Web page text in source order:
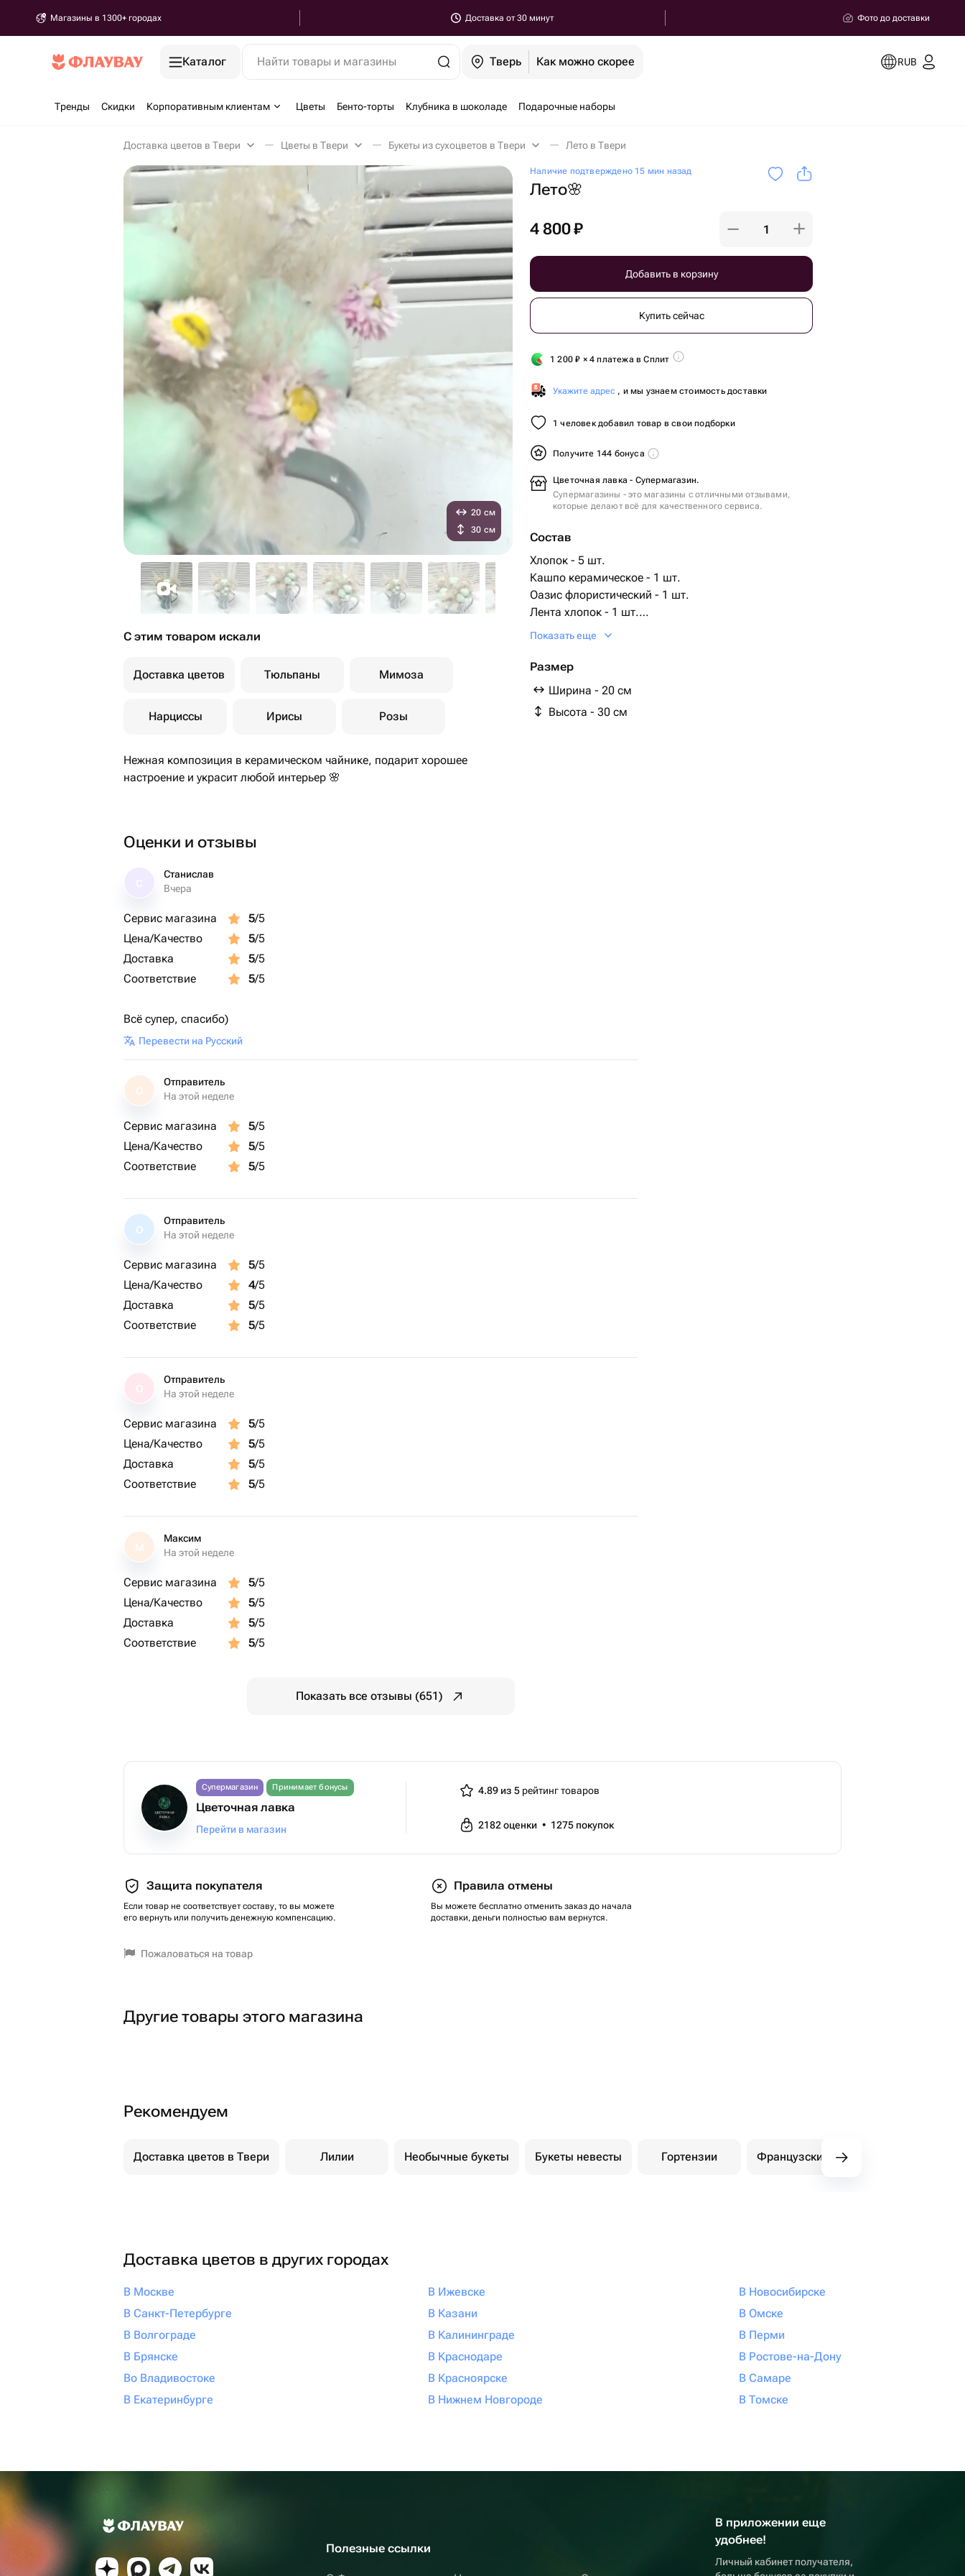
Магазины в 1300+ городах Доставка от 30 минут Фото до доставки
Каталог Найти товары и магазины Тверь Как можно скорее RUB
Тренды Скидки Корпоративным клиентам Цветы Бенто-торты Клубника в шоколаде Подарочные наборы
Доставка цветов в Твери Цветы в Твери Букеты из сухоцветов в Твери Лето в Твери
Наличие подтверждено 15 мин назад
Лето🌸
4 800₽
Добавить в корзину
Купить сейчас
1 200₽ × 4 платежа в Сплит
Укажите адрес , и мы узнаем стоимость доставки
1 человек добавил товар в свои подборки
Получите 144 бонуса
Цветочная лавка - Супермагазин.
Супермагазины - это магазины с отличными отзывами,
которые делают всё для качественного сервиса.
Состав
Хлопок - 5 шт.
Кашпо керамическое - 1 шт.
Оазис флористический - 1 шт.
Лента хлопок - 1 шт.
гелихризум (сухоцвет) - 11 шт.
Показать еще
Размер
Ширина - 20 см
Высота - 30 см
20 см
30 см
С этим товаром искали
Доставка цветов Тюльпаны Мимоза
Нарциссы Ирисы Розы
Нежная композиция в керамическом чайнике, подарит хорошее
настроение и украсит любой интерьер 🌸
Оценки и отзывы
Станислав
Вчера
Сервис магазина 5/5
Цена/Качество
5/5
Доставка
5/5
Соответствие
5/5
Всё супер, спасибо)
Перевести на Русский
О
Отправитель
На этой неделе
Сервис магазина 5/5
Цена/Качество
5/5
Соответствие
5/5
О
Отправитель
На этой неделе
Сервис магазина 5/5
Цена/Качество
4/5
Доставка
5/5
Соответствие
5/5
Отправитель
На этой неделе
Сервис магазина 5/5
Цена/Качество
5/5
Доставка
5/5
Соответствие
5/5
М
Максим
На этой неделе
Сервис магазина 5/5
Цена/Качество
5/5
Доставка
5/5
Соответствие
5/5
Показать все отзывы (651)
Супермагазин Принимает бонусы
Цветочная лавка
Перейти в магазин
4.89 из 5рейтинг товаров
2182оценки • 1275 покупок
Защита покупателя
Если товар не соответствует составу, то вы можете
его вернуть или получить денежную компенсацию.
Правила отмены
Вы можете бесплатно отменить заказ до начала
доставки, деньги полностью вам вернутся.
Пожаловаться на товар
Другие товары этого магазина
Рекомендуем
Доставка цветов в Твери Лилии Необычные букеты Букеты невесты Гортензии Французские розы
Доставка цветов в других городах
В Москве
В Санкт-Петербурге
В Волгограде
В Брянске
Во Владивостоке
В Екатеринбурге
В Ижевске
В Казани
В Калининграде
В Краснодаре
В Красноярске
В Нижнем Новгороде
В Новосибирске
В Омске
В Перми
В Ростове-на-Дону
В Самаре
В Томске
Полезные ссылки
В приложении еще
удобнее!
Личный кабинет получателя,